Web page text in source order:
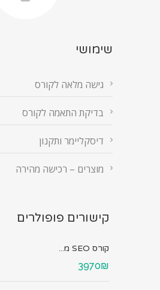
שימושי
גישה מלאה לקורס
בדיקת התאמה לקורס
דיסקליימר ותקנון
מוצרים – רכישה מהירה
קישורים פופולרים
קורס SEO מ...
3970₪